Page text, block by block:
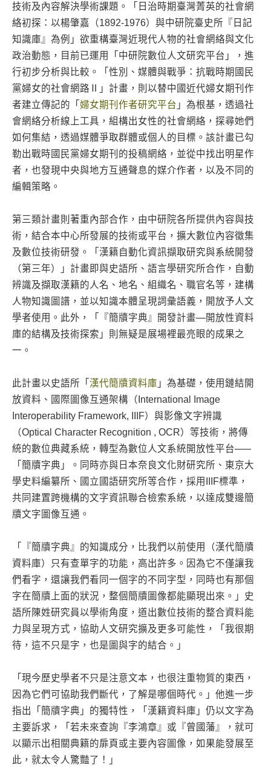
技術及內容解決學術課題。「日治時期臺灣菁英的社會網
絡初探：以楊肇嘉（1892-1976）與中研院臺史所『日記
知識庫』為例」欲重構臺灣近現代人物的社會網絡與文化
政治動態，目前已運用「中研院數位人文研究平台」，進
行初步分析與比較。「性別、媒體與戰爭：抗戰時期國民
黨婦女的社會網路Ⅱ」計畫，則以替中國近代婦女期刊作
者建立傳記的「 婦女期刊作者研究平台 」為根基，透過社
會網絡分析線上工具，組構出女性的社會網絡，探尋她們
如何集結，透過媒體爭取群體或個人的目標。該計畫已勾
勒出戰時國民黨婦女期刊的投稿網絡，並從中找出明星作
者，也發現中央與地方互通聲息的媒介作者，以及不同的
編輯策略。
第三類計畫則著重內部合作，由中研院各所提供內容與技
術，結合本中心所發展的技術或平台，擴大數位內容徵集
及數位技術研發。「漢籍自動化資訊擷取研究與系統開發
（第三年）」計畫即與史語所、語言學研究所合作，自動
辨識及擷取漢籍的人名、地名、組織名、職官名等，建構
人物知識圖譜，並以知識本體呈現詞彙語義，開放予人文
學者使用。此外，「『簡牘字典』開發計畫—開放性資料
庫的結構及技術探索」則無疑是展場裡最亮眼的成果之
一。
此計畫以史語所「 漢代簡牘資料庫 」為基礎，使用鏈結開
放資料、國際圖像互通架構（International Image
Interoperability Framework, IIIF）與影像文字辨識
（Optical Character Recognition , OCR）等技術，將傳
統的數位典藏系統，轉型為數位人文系統開放性平台─—
「簡牘字典」。同時亦與日本奈良文化財研究所、東京大
學史料編纂所、國立國語研究所等合作，採用IIIF標準，
共同建置跨機構的文字資訊聯合檢索系統，以達成雙邊簡
牘文字圖像互通。
「『簡牘字典』的知識成分，比我們以前使用（漢代簡牘
資料庫）只有查單字的功能，高出許多。因為它不僅讓我
們看字，還讓我們看同一個字的不同字型，同時也有那個
字在簡牘上面的狀況，整個簡牘圖像都能顯現出來。」史
語所陳姓研究員以學術角度，道出數位技術的整合資料能
力與呈現方式，協助人文研究擴及更多可能性，「我很期
待，這不只是字，也是圖與字的結合。」
「現今歷史學者不只是注意文本，也很注重物質的東西，
因為它們可協助我們斷代，了解是哪個時代。」他進一步
指出「簡牘字典」的獨特性，「漢籍資料庫」仍以文字為
主要訴求，「若未來查詢『李鴻章』或『曾國藩』，就可
以顯示出相關典籍的扉頁或主要內容圖像，如果能發展至
此，就太令人驚豔了！」